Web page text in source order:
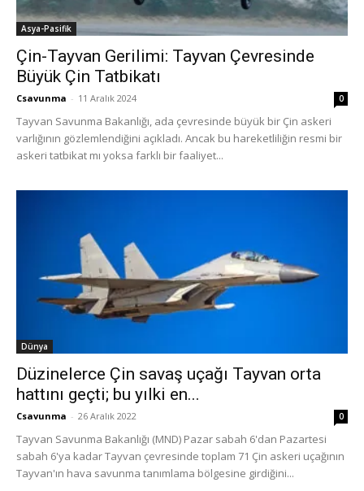
Asya-Pasifik
Çin-Tayvan Gerilimi: Tayvan Çevresinde
Büyük Çin Tatbikatı
Csavunma - 11 Aralık 2024 0
Tayvan Savunma Bakanlığı, ada çevresinde büyük bir Çin askeri
varlığının gözlemlendiğini açıkladı. Ancak bu hareketliliğin resmi bir
askeri tatbikat mı yoksa farklı bir faaliyet...
Dünya
Düzinelerce Çin savaş uçağı Tayvan orta
hattını geçti; bu yılki en...
Csavunma - 26 Aralık 2022 0
Tayvan Savunma Bakanlığı (MND) Pazar sabah 6'dan Pazartesi
sabah 6'ya kadar Tayvan çevresinde toplam 71 Çin askeri uçağının
Tayvan'ın hava savunma tanımlama bölgesine girdiğini...